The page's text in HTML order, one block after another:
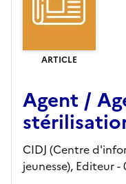
ARTICLE
Agent /
CIDJ (Centre
jeunesse), Editeur-